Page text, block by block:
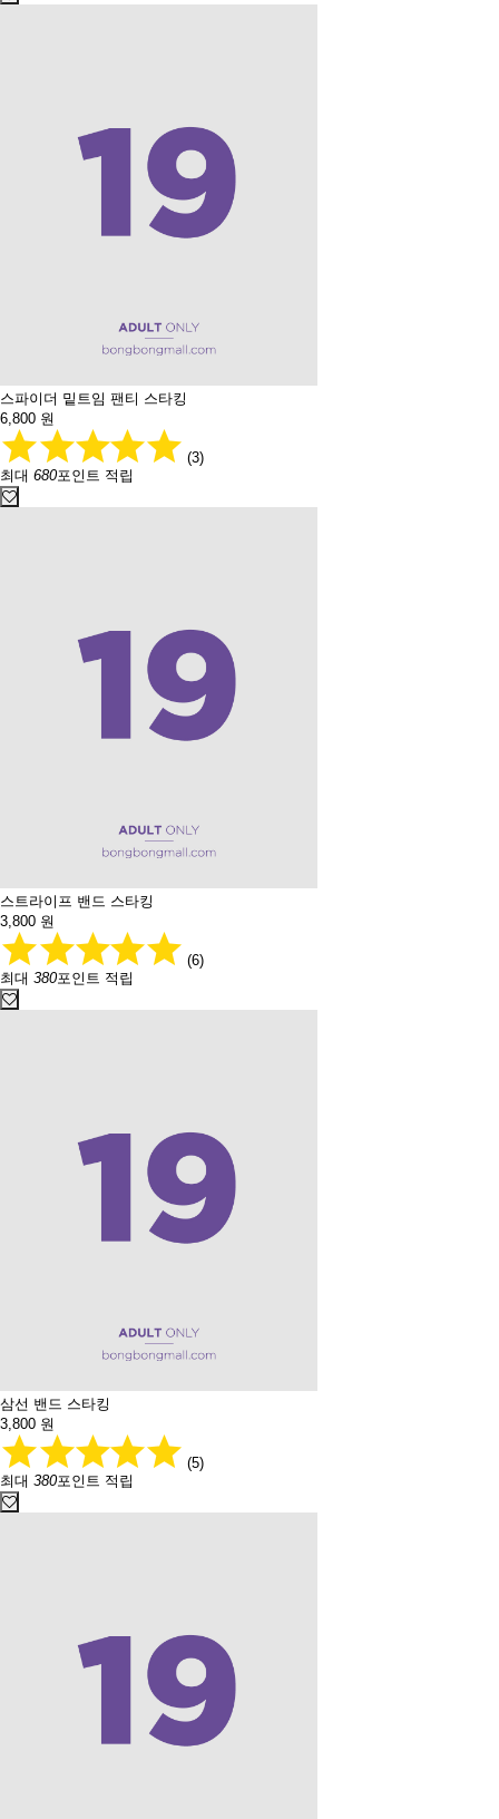
스파이더 밑트임 팬티 스타킹
6,800 원
(3)
최대 680포인트 적립
스트라이프 밴드 스타킹
3,800 원
(6)
최대 380포인트 적립
삼선 밴드 스타킹
3,800 원
(5)
최대 380포인트 적립